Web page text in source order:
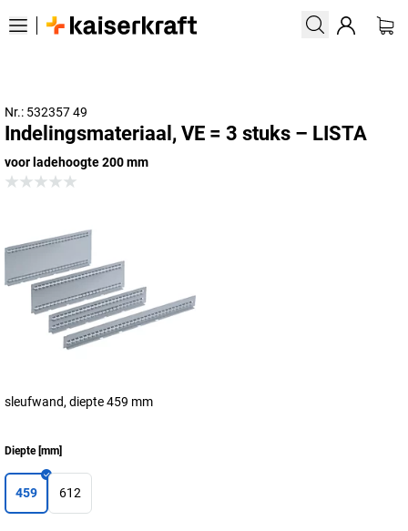
Nr.: 532357 49
Indelingsmateriaal, VE = 3 stuks – LISTA
voor ladehoogte 200 mm
sleufwand, diepte 459 mm
Diepte[mm]
459 612